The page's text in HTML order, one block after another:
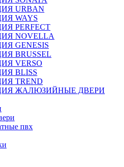
URBAN
WAYS
PERFECT
NOVELLA
GENESIS
BRUSSEL
VERSO
BLISS
TREND
ЖАЛЮЗИЙНЫЕ ДВЕРИ
пвх